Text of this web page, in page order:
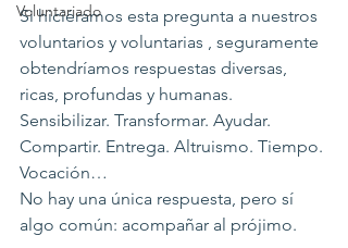
Voluntariado
Si hiciéramos esta pregunta a nuestros
voluntarios y voluntarias , seguramente
obtendríamos respuestas diversas,
ricas, profundas y humanas.
Sensibilizar. Transformar. Ayudar.
Compartir. Entrega. Altruismo. Tiempo.
Vocación…
No hay una única respuesta, pero sí
algo común: acompañar al prójimo.